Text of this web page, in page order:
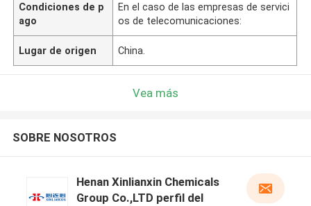
Condiciones de p
ago
En el caso de las empresas de servici
os de telecomunicaciones:
Lugar de origen China.
Vea más
SOBRE NOSOTROS
Henan Xinlianxin Chemicals
Group Co.,LTD perfil del